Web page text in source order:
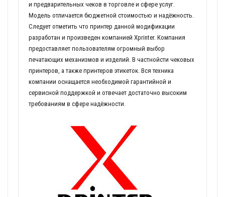
и предварительных чеков в торговле и сфере услуг.
Модель отличается бюджетной стоимостью и надёжность.
Следует отметить что принтер данной модификации
разработан и произведен компанией Xprinter. Компания
предоставляет пользователям огромный выбор
печатающих механизмов и изделий. В частнойсти чековых
принтеров, а также принтеров этикеток. Вся техника
компании оснащается необходимой гарантийной и
сервисной поддержкой и отвечает достаточно высоким
требованиям в сфере надёжности.